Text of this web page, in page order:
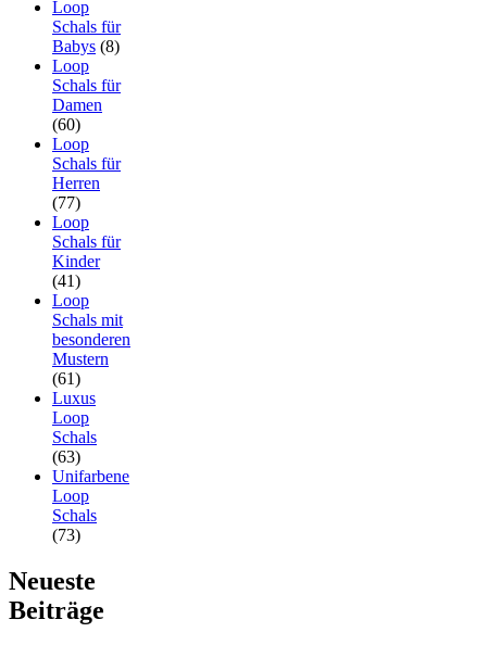
Loop
Schals für
Babys (8)
Loop
Schals für
Damen
(60)
Loop
Schals für
Herren
(77)
Loop
Schals für
Kinder
(41)
Loop
Schals mit
besonderen
Mustern
(61)
Luxus
Loop
Schals
(63)
Unifarbene
Loop
Schals
(73)
Neueste
Beiträge